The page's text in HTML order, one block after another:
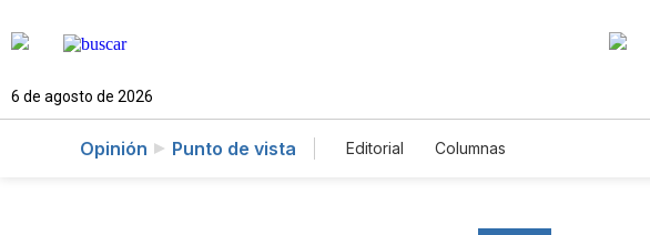
6 de agosto de 2026
Opinión Punto de vista Editorial Columnas